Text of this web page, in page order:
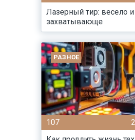
Лазерный тир: весело и
захватывающе
РАЗНОЕ
107